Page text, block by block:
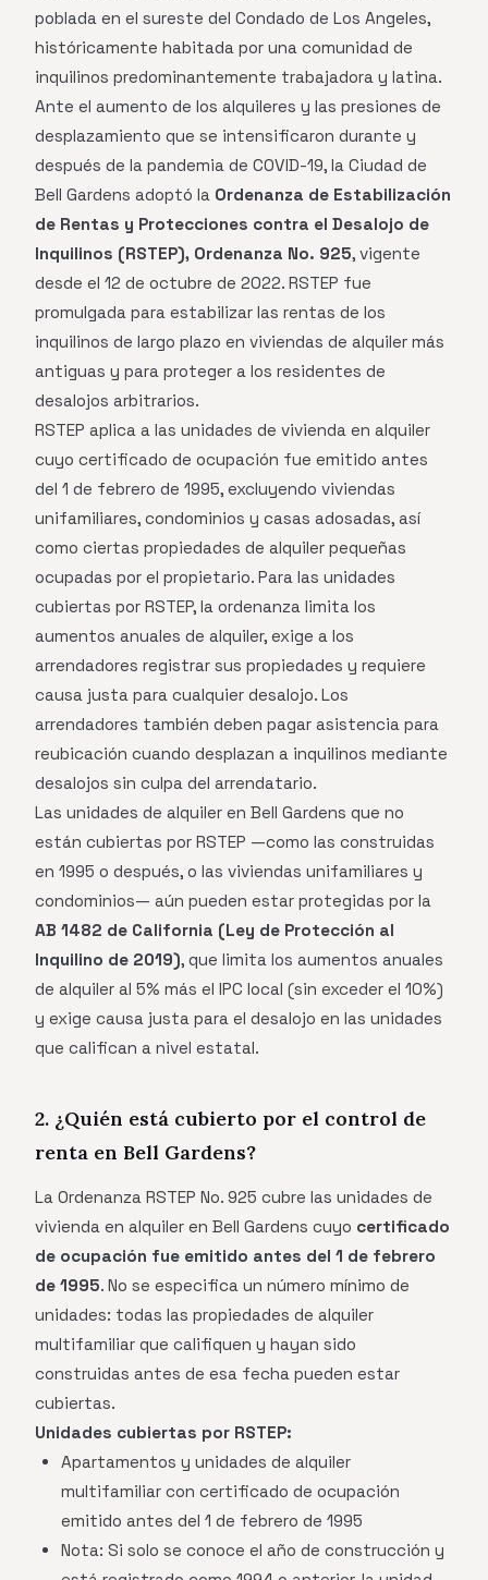
poblada en el sureste del Condado de Los Angeles,
históricamente habitada por una comunidad de
inquilinos predominantemente trabajadora y latina.
Ante el aumento de los alquileres y las presiones de
desplazamiento que se intensificaron durante y
después de la pandemia de COVID-19, la Ciudad de
Bell Gardens adoptó la Ordenanza de Estabilización
de Rentas y Protecciones contra el Desalojo de
Inquilinos (RSTEP), Ordenanza No. 925, vigente
desde el 12 de octubre de 2022. RSTEP fue
promulgada para estabilizar las rentas de los
inquilinos de largo plazo en viviendas de alquiler más
antiguas y para proteger a los residentes de
desalojos arbitrarios.
RSTEP aplica a las unidades de vivienda en alquiler
cuyo certificado de ocupación fue emitido antes
del 1 de febrero de 1995, excluyendo viviendas
unifamiliares, condominios y casas adosadas, así
como ciertas propiedades de alquiler pequeñas
ocupadas por el propietario. Para las unidades
cubiertas por RSTEP, la ordenanza limita los
aumentos anuales de alquiler, exige a los
arrendadores registrar sus propiedades y requiere
causa justa para cualquier desalojo. Los
arrendadores también deben pagar asistencia para
reubicación cuando desplazan a inquilinos mediante
desalojos sin culpa del arrendatario.
Las unidades de alquiler en Bell Gardens que no
están cubiertas por RSTEP —como las construidas
en 1995 o después, o las viviendas unifamiliares y
condominios— aún pueden estar protegidas por la
AB 1482 de California (Ley de Protección al
Inquilino de 2019), que limita los aumentos anuales
de alquiler al 5% más el IPC local (sin exceder el 10%)
y exige causa justa para el desalojo en las unidades
que califican a nivel estatal.
2. ¿Quién está cubierto por el control de
renta en Bell Gardens?
La Ordenanza RSTEP No. 925 cubre las unidades de
vivienda en alquiler en Bell Gardens cuyo certificado
de ocupación fue emitido antes del 1 de febrero
de 1995. No se especifica un número mínimo de
unidades: todas las propiedades de alquiler
multifamiliar que califiquen y hayan sido
construidas antes de esa fecha pueden estar
cubiertas.
Unidades cubiertas por RSTEP:
Apartamentos y unidades de alquiler
multifamiliar con certificado de ocupación
emitido antes del 1 de febrero de 1995
Nota: Si solo se conoce el año de construcción y